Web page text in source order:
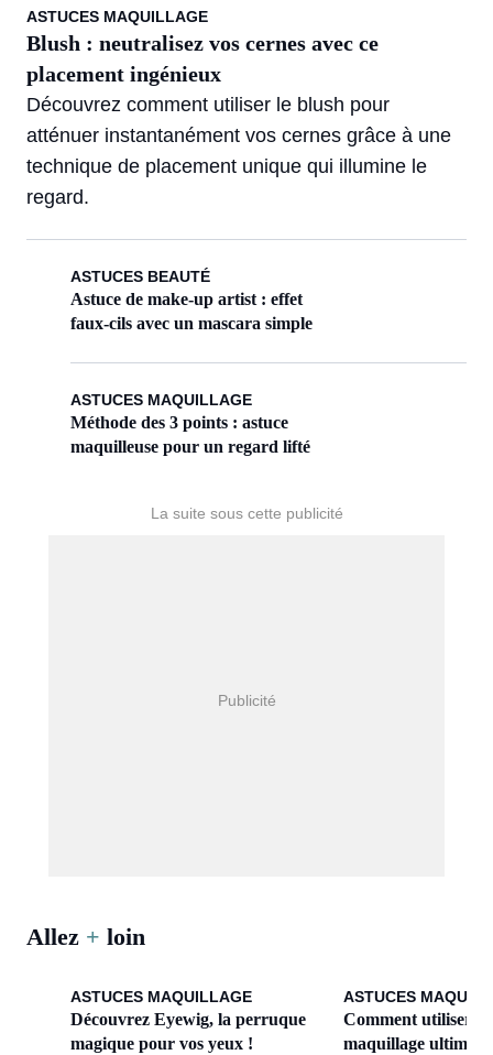
ASTUCES MAQUILLAGE
Blush : neutralisez vos cernes avec ce
placement ingénieux
Découvrez comment utiliser le blush pour
atténuer instantanément vos cernes grâce à une
technique de placement unique qui illumine le
regard.
ASTUCES BEAUTÉ
Astuce de make-up artist : effet
faux-cils avec un mascara simple
ASTUCES MAQUILLAGE
Méthode des 3 points : astuce
maquilleuse pour un regard lifté
Allez + loin
ASTUCES MAQUILLAGE
Découvrez Eyewig, la perruque
magique pour vos yeux !
ASTUCES
Comment utiliser
maquillage ultime